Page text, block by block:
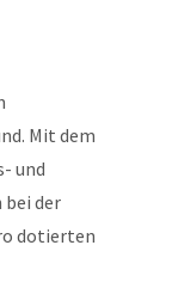
Mit dem
und
bei der
dotierten